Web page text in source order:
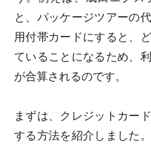
と、パッケージツアーの
用付帯カードにすると、
ていることになるため、
が合算されるのです。
まずは、クレジットカー
する方法を紹介しました